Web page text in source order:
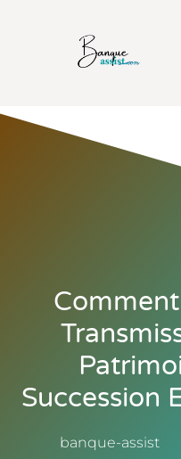
Succession
banque-assist